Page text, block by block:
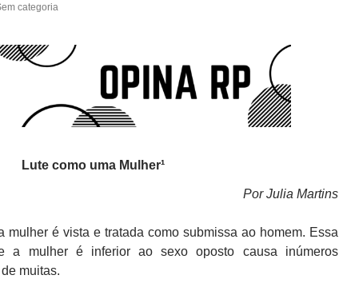
categoria
Lute como uma Mulher¹
Por Julia Martins
é vista e tratada como submissa ao homem. Essa
a mulher é inferior ao sexo oposto causa inúmeros
muitas.